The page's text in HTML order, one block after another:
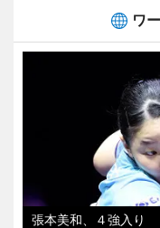
ワ
張本美和、４強入り